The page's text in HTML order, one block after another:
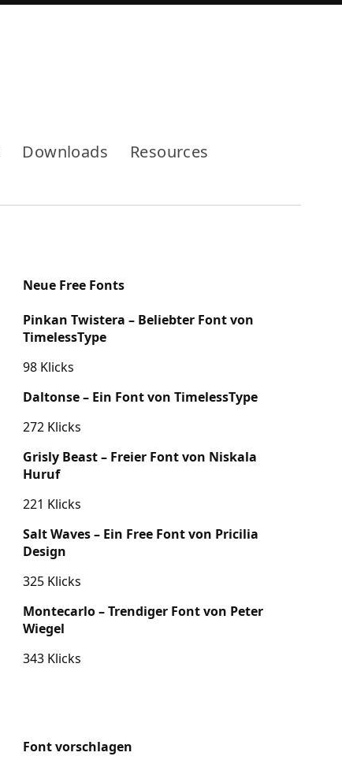
Downloads Resources
Neue Free Fonts
Pinkan Twistera – Beliebter Font von
TimelessType
98 Klicks
Daltonse – Ein Font von TimelessType
272 Klicks
Grisly Beast – Freier Font von Niskala
Huruf
221 Klicks
Salt Waves – Ein Free Font von Pricilia
Design
325 Klicks
Montecarlo – Trendiger Font von Peter
Wiegel
343 Klicks
Font vorschlagen